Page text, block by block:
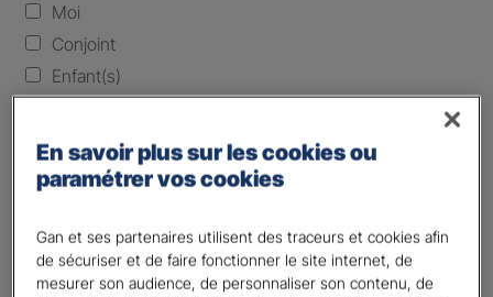
Moi
Conjoint
Enfant(s)
Laissez vide ou indiquez la date envisagez
Vos informations :
Etes-vous déjà client Gan assurances ?*
En savoir plus sur les cookies ou
paramétrer vos cookies
Gan et ses partenaires utilisent des traceurs et cookies afin
de sécuriser et de faire fonctionner le site internet, de
mesurer son audience, de personnaliser son contenu, de